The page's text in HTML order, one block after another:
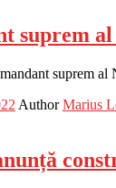
suprem
suprem
Author Marius